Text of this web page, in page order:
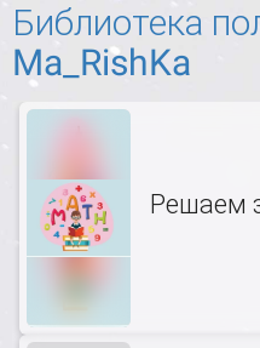
Библиотека
Ma_RishKa
Решаем